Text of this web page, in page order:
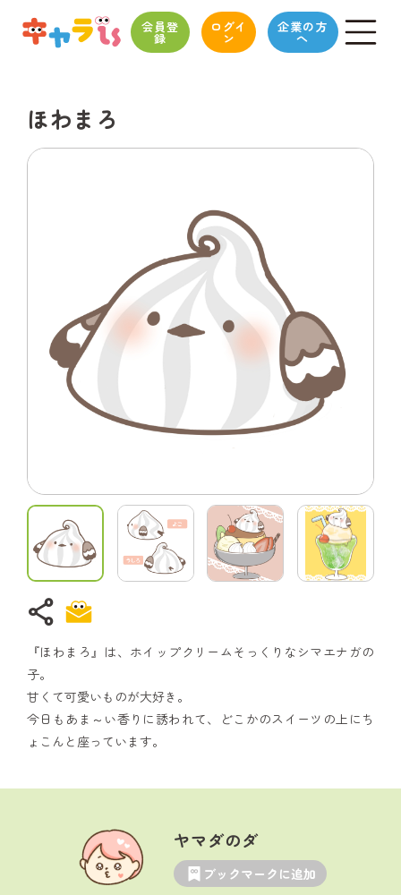
会員登
録
ログイ
ン
企業の方
へ
ほわまろ
share
『ほわまろ』は、ホイップクリームそっくりなシマエナガの
子。
甘くて可愛いものが大好き。
今日もあま～い香りに誘われて、どこかのスイーツの上にち
ょこんと座っています。
ヤマダのダ
ブックマークに追加